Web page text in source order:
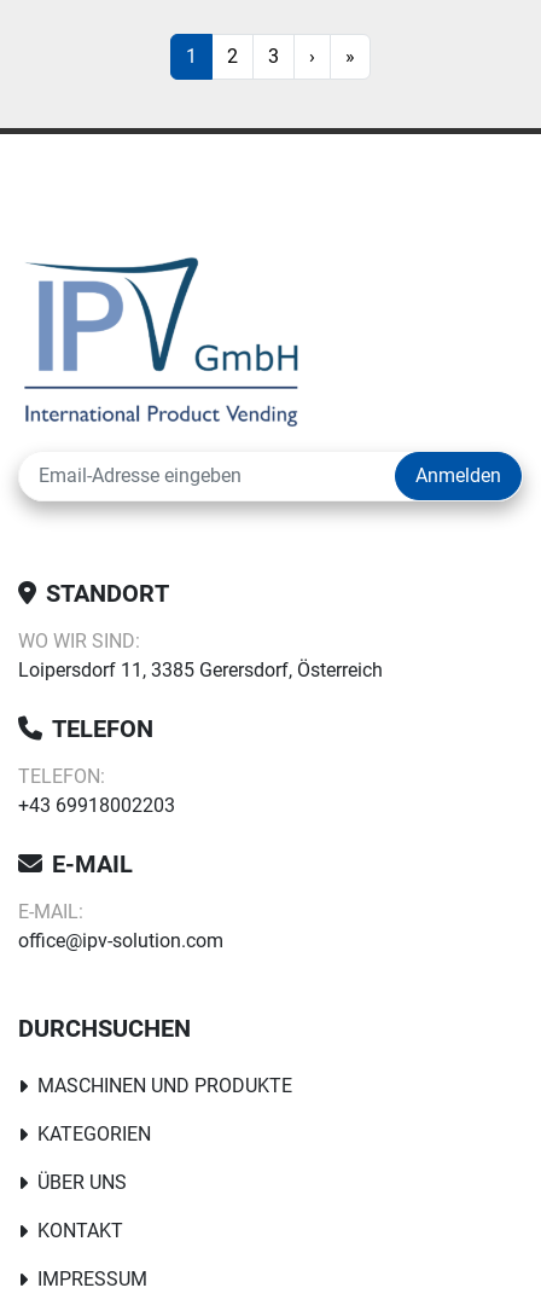
1 2 3 › »
Anmelden
STANDORT
WO WIR SIND:
Loipersdorf 11, 3385 Gerersdorf, Österreich
TELEFON
TELEFON:
+43 69918002203
E-MAIL
E-MAIL:
office@ipv-solution.com
DURCHSUCHEN
MASCHINEN UND PRODUKTE
KATEGORIEN
ÜBER UNS
KONTAKT
IMPRESSUM